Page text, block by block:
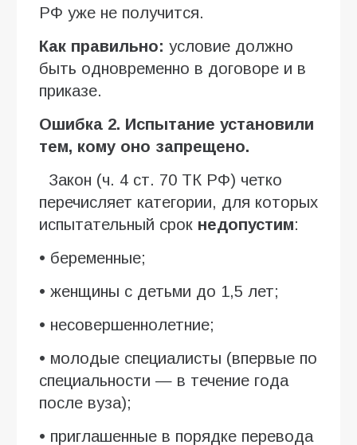
РФ уже не получится.
Как правильно: условие должно
быть одновременно в договоре и в
приказе.
Ошибка 2. Испытание установили
тем, кому оно запрещено.
Закон (ч. 4 ст. 70 ТК РФ) четко
перечисляет категории, для которых
испытательный срок недопустим:
• беременные;
• женщины с детьми до 1,5 лет;
• несовершеннолетние;
• молодые специалисты (впервые по
специальности — в течение года
после вуза);
• приглашенные в порядке перевода